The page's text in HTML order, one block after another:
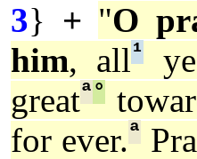
3} + "O
him, all¹
greatª°
for ever.ª